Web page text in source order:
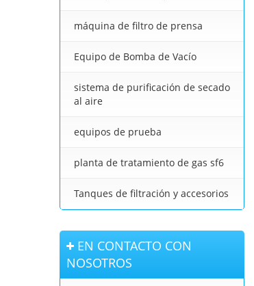
máquina de filtro de prensa
Equipo de Bomba de Vacío
sistema de purificación de secado
al aire
equipos de prueba
planta de tratamiento de gas sf6
Tanques de filtración y accesorios
EN CONTACTO CON
NOSOTROS